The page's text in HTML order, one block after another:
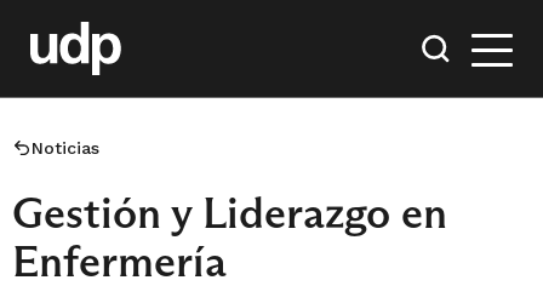
Noticias
Gestión y Liderazgo en
Enfermería